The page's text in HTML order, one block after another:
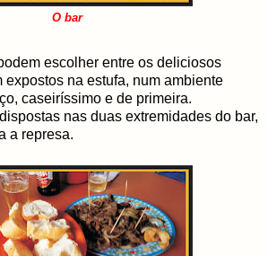
O bar
escolher entre os deliciosos
expostos na estufa, num ambiente
caseiríssimo e de primeira.
nas duas extremidades do bar,
a represa.